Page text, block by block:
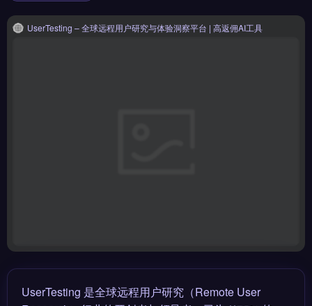
UserTesting – 全球远程用户研究与体验洞察平台 | 高返佣AI工具
UserTesting 是全球远程用户研究（Remote User